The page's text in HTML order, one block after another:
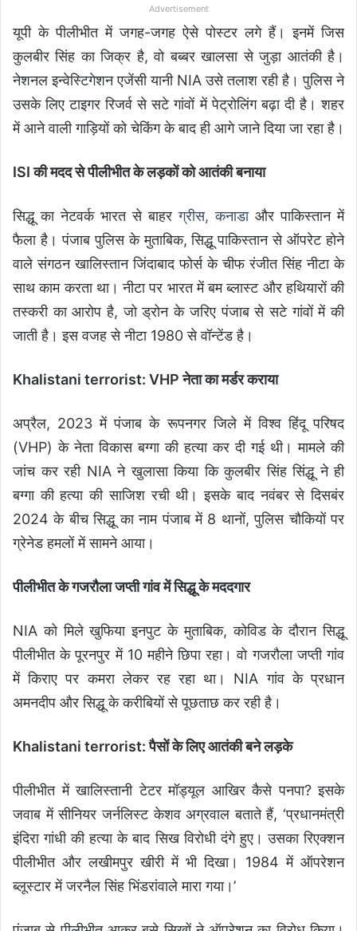
Advertisement
यूपी के पीलीभीत में जगह-जगह ऐसे पोस्टर लगे हैं। इनमें जिस
कुलबीर सिंह का जिक्र है, वो बब्बर खालसा से जुड़ा आतंकी है।
नेशनल इन्वेस्टिगेशन एजेंसी यानी NIA उसे तलाश रही है। पुलिस ने
उसके लिए टाइगर रिजर्व से सटे गांवों में पेट्रोलिंग बढ़ा दी है। शहर
में आने वाली गाड़ियों को चेकिंग के बाद ही आगे जाने दिया जा रहा है।
ISI की मदद से पीलीभीत के लड़कों को आतंकी बनाया
सिद्धू का नेटवर्क भारत से बाहरग्रीस, कनाडाऔर पाकिस्तान में
फैला है। पंजाब पुलिस के मुताबिक, सिद्धू पाकिस्तान से ऑपरेट होने
वाले संगठन खालिस्तान जिंदाबाद फोर्स के चीफ रंजीत सिंह नीटा के
साथ काम करता था। नीटा पर भारत में बम ब्लास्ट और हथियारों की
तस्करी का आरोप है, जो ड्रोन के जरिए पंजाब से सटे गांवों में की
जाती है। इस वजह से नीटा 1980 से वॉन्टेंड है।
Khalistani terrorist: VHP नेता का मर्डर कराया
अप्रैल, 2023 में पंजाब के रूपनगर जिले में विश्व हिंदू परिषद
(VHP) के नेता विकास बग्गा की हत्या कर दी गई थी। मामले की
जांच कर रही NIA ने खुलासा किया कि कुलबीर सिंह सिंद्धू ने ही
बग्गा की हत्या की साजिश रची थी। इसके बाद नवंबर से दिसबंर
2024 के बीच सिद्धू का नाम पंजाब में 8 थानों, पुलिस चौकियों पर
ग्रेनेड हमलों में सामने आया।
पीलीभीत के गजरौला जप्ती गांव में सिद्धू के मददगार
NIA को मिले खुफिया इनपुट के मुताबिक, कोविड के दौरान सिद्धू
पीलीभीत के पूरनपुर में 10 महीने छिपा रहा। वो गजरौला जप्ती गांव
में किराए पर कमरा लेकर रह रहा था। NIA गांव के प्रधान
अमनदीप और सिद्धू के करीबियों से पूछताछ कर रही है।
Khalistani terrorist: पैसों के लिए आतंकी बने लड़के
पीलीभीत में खालिस्तानी टेटर मॉड्यूल आखिर कैसे पनपा? इसके
जवाब में सीनियर जर्नलिस्ट केशव अग्रवाल बताते हैं, ‘प्रधानमंत्री
इंदिरा गांधी की हत्या के बाद सिख विरोधी दंगे हुए। उसका रिएक्शन
पीलीभीत और लखीमपुर खीरी में भी दिखा। 1984 में ऑपरेशन
ब्लूस्टार में जरनैल सिंह भिंडरांवाले मारा गया।’